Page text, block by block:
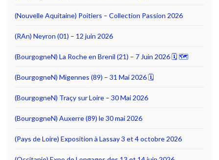
(Nouvelle Aquitaine) Poitiers – Collection Passion 2026
(RAn) Neyron (01) – 12 juin 2026
(BourgogneN) La Roche en Brenil (21) – 7 Juin 2026 🗓 🗺
(BourgogneN) Migennes (89) – 31 Mai 2026 🗓
(BourgogneN) Traçy sur Loire – 30 Mai 2026
(BourgogneN) Auxerre (89) le 30 mai 2026
(Pays de Loire) Exposition à Lassay 3 et 4 octobre 2026